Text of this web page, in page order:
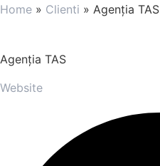
Home » Clienti » Agenția TAS
Agenția TAS
Website